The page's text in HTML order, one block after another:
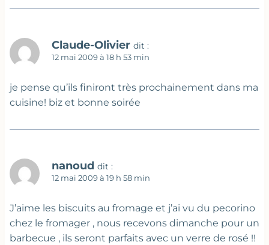
Claude-Olivier dit :
12 mai 2009 à 18 h 53 min
je pense qu’ils finiront très prochainement dans ma
cuisine! biz et bonne soirée
nanoud dit :
12 mai 2009 à 19 h 58 min
J’aime les biscuits au fromage et j’ai vu du pecorino
chez le fromager , nous recevons dimanche pour un
barbecue , ils seront parfaits avec un verre de rosé !!